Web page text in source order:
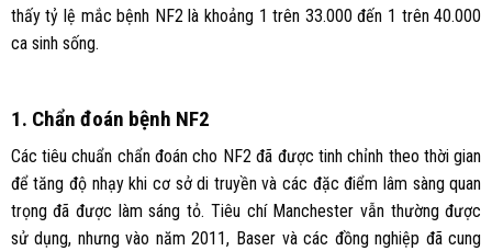
thấy tỷ lệ mắc bệnh NF2 là khoảng 1 trên 33.000 đến 1 trên 40.000
ca sinh sống.
1. Chẩn đoán bệnh NF2
Các tiêu chuẩn chẩn đoán cho NF2 đã được tinh chỉnh theo thời gian
để tăng độ nhạy khi cơ sở di truyền và các đặc điểm lâm sàng quan
trọng đã được làm sáng tỏ. Tiêu chí Manchester vẫn thường được
sử dụng, nhưng vào năm 2011, Baser và các đồng nghiệp đã cung